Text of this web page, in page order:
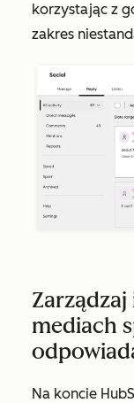
korzystając z
zakres
mediach
Na koncie